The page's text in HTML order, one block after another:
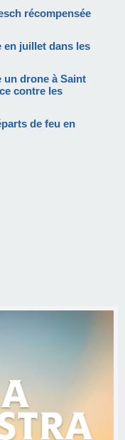
récompensée
en juillet dans les
un drone à Saint
contre les
de feu en